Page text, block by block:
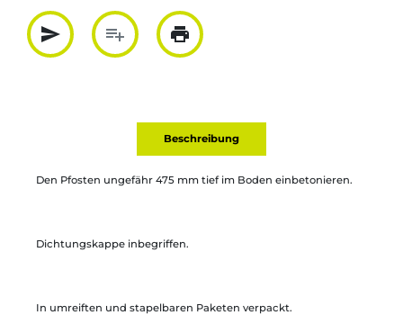
send
Partager par mail
playlist_add
Ajouter à la liste
print
Imprimer
Beschreibung
Den Pfosten ungefähr 475 mm tief im Boden einbetonieren.
Dichtungskappe inbegriffen.
In umreiften und stapelbaren Paketen verpackt.